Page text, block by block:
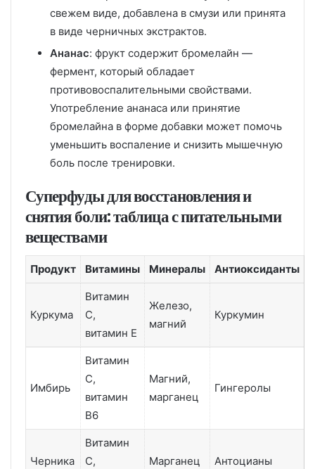
свежем виде, добавлена в смузи или принята
в виде черничных экстрактов.
Ананас: фрукт содержит бромелайн —
фермент, который обладает
противовоспалительными свойствами.
Употребление ананаса или принятие
бромелайна в форме добавки может помочь
уменьшить воспаление и снизить мышечную
боль после тренировки.
Суперфуды для восстановления и
снятия боли: таблица с питательными
веществами
Продукт Витамины Минералы Антиоксиданты
Куркума
Витамин
С,
витамин Е
Железо,
магний
Куркумин
Имбирь
Витамин
C,
витамин
B6
Магний,
марганец
Гингеролы
Черника
Витамин
C,
Марганец Антоцианы